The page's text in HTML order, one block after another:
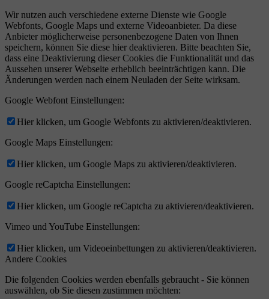
Wir nutzen auch verschiedene externe Dienste wie Google
Webfonts, Google Maps und externe Videoanbieter. Da diese
Anbieter möglicherweise personenbezogene Daten von Ihnen
speichern, können Sie diese hier deaktivieren. Bitte beachten Sie,
dass eine Deaktivierung dieser Cookies die Funktionalität und das
Aussehen unserer Webseite erheblich beeinträchtigen kann. Die
Änderungen werden nach einem Neuladen der Seite wirksam.
Google Webfont Einstellungen:
Hier klicken, um Google Webfonts zu aktivieren/deaktivieren.
Google Maps Einstellungen:
Hier klicken, um Google Maps zu aktivieren/deaktivieren.
Google reCaptcha Einstellungen:
Hier klicken, um Google reCaptcha zu aktivieren/deaktivieren.
Vimeo und YouTube Einstellungen:
Hier klicken, um Videoeinbettungen zu aktivieren/deaktivieren.
Andere Cookies
Die folgenden Cookies werden ebenfalls gebraucht - Sie können
auswählen, ob Sie diesen zustimmen möchten: